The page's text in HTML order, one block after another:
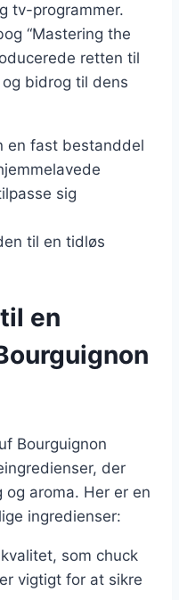
tv-programmer.
“Mastering the
retten til
bidrog til dens
en fast bestanddel
sig
til en tidløs
en
Bourguignon
der
aroma. Her er en
ingredienser:
som chuck
vigtigt for at sikre